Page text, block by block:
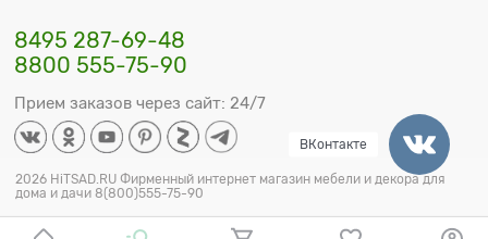
8495 287-69-48
8800 555-75-90
Прием заказов через сайт: 24/7
2026 HiTSAD.RU Фирменный интернет магазин мебели и декора для
дома и дачи 8(800)555-75-90
ВКонтакте